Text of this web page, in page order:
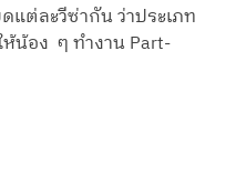
แต่ละวีซ่ากัน ว่าประเภท
อง  ๆ ทำงาน Part-